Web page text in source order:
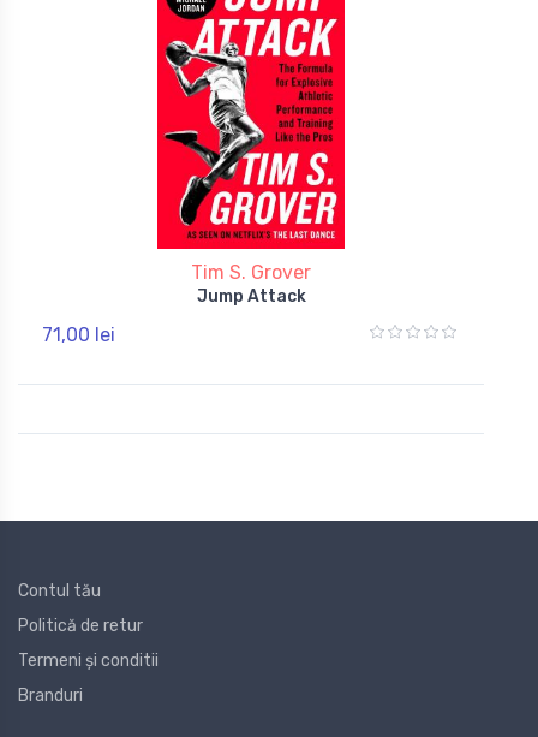
Tim S. Grover
Jump Attack
71,00 lei
Contul tău
Politică de retur
Termeni și conditii
Branduri